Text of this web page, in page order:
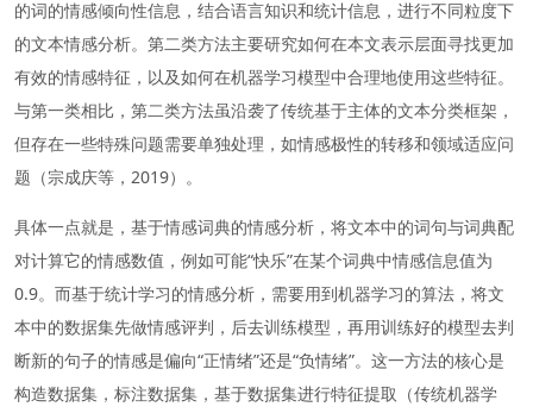
的词的情感倾向性信息，结合语言知识和统计信息，进行不同粒度下
的文本情感分析。第二类方法主要研究如何在本文表示层面寻找更加
有效的情感特征，以及如何在机器学习模型中合理地使用这些特征。
与第一类相比，第二类方法虽沿袭了传统基于主体的文本分类框架，
但存在一些特殊问题需要单独处理，如情感极性的转移和领域适应问
题（宗成庆等，2019）。
具体一点就是，基于情感词典的情感分析，将文本中的词句与词典配
对计算它的情感数值，例如可能“快乐”在某个词典中情感信息值为
0.9。而基于统计学习的情感分析，需要用到机器学习的算法，将文
本中的数据集先做情感评判，后去训练模型，再用训练好的模型去判
断新的句子的情感是偏向“正情绪”还是“负情绪”。这一方法的核心是
构造数据集，标注数据集，基于数据集进行特征提取（传统机器学